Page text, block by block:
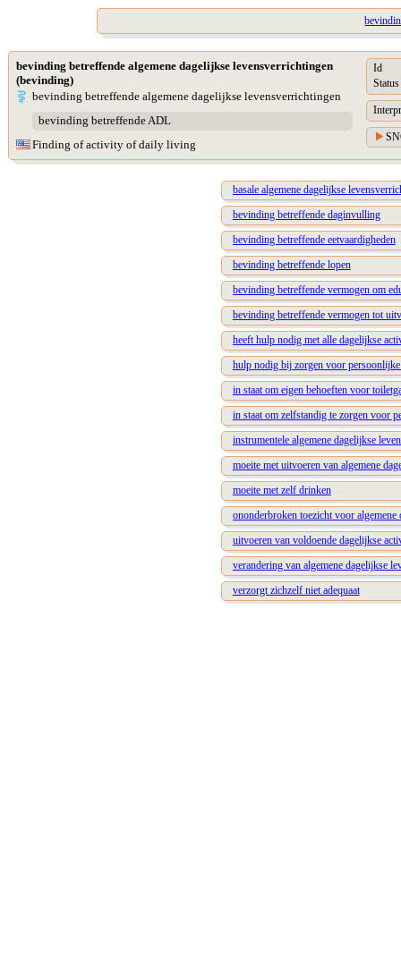
bevinding betreffende algemene dagelijkse levensverrichtingen
(bevinding)
bevinding betreffende algemene dagelijkse levensverrichtingen
bevinding betreffende ADL
Finding of activity of daily living
Id
Status
basale algemene dagelijkse
bevinding betreffende daginvulling
bevinding betreffende eetvaardigheden
bevinding betreffende lopen
bevinding betreffende vermogen om
bevinding betreffende vermogen tot
heeft hulp nodig met alle dagelijkse
hulp nodig bij zorgen voor
in staat om eigen behoeften voor
in staat om zelfstandig te zorgen voor
instrumentele algemene dagelijkse
moeite met uitvoeren van algemene
moeite met zelf drinken
ononderbroken toezicht voor
uitvoeren van voldoende dagelijkse
verandering van algemene dagelijkse
verzorgt zichzelf niet adequaat